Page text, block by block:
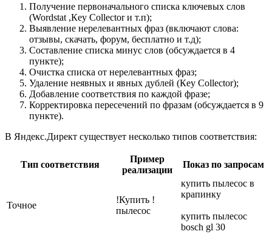
Получение первоначального списка ключевых слов
(Wordstat ,Кey Collector и т.п);
Выявление нерелевантных фраз (включают слова:
отзывы, скачать, форум, бесплатно и т.д);
Составление списка минус слов (обсуждается в 4
пункте);
Очистка списка от нерелевантных фраз;
Удаление неявных и явных дублей (Кey Collector);
Добавление соответствия по каждой фразе;
Корректировка пересечений по фразам (обсуждается в 9
пункте).
В Яндекс.Директ существует несколько типов соответствия:
Тип соответствия
Пример
реализации
Показ по запросам
Точное
!Купить !
пылесос
купить пылесос в
крапинку
купить пылесос
bosch gl 30